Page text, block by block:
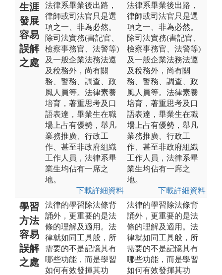
生涯
發展
容易
誤解
之處
法律系畢業後出路，
律師或司法官只是選
項之一、非為必然。
除司法實務(書記官、
檢察事務官、法警等)
及一般企業法務法遵
及稅務外，尚有關
務、警務、調查、政
風人員等。法律素養
培育，著重思考及口
語表達，畢業生在職
場上占有優勢，舉凡
業務推廣、行政工
作、甚至非政府組織
工作人員，法律系畢
業生均佔有一席之
地。
下載詳細資料
法律系畢業後出路，
律師或司法官只是選
項之一、非為必然。
除司法實務(書記官、
檢察事務官、法警等)
及一般企業法務法遵
及稅務外，尚有關
務、警務、調查、政
風人員等。法律素養
培育，著重思考及口
語表達，畢業生在職
場上占有優勢，舉凡
業務推廣、行政工
作、甚至非政府組織
工作人員，法律系畢
業生均佔有一席之
地。
下載詳細資料
學習
方法
容易
誤解
之處
法律的學習除法條背
誦外，更重要的是法
條的理解及適用。法
律就如同工具般，所
需要的不是記憶其有
哪些功能，而是學習
如何有效發揮其功
法律的學習除法條背
誦外，更重要的是法
條的理解及適用。法
律就如同工具般，所
需要的不是記憶其有
哪些功能，而是學習
如何有效發揮其功